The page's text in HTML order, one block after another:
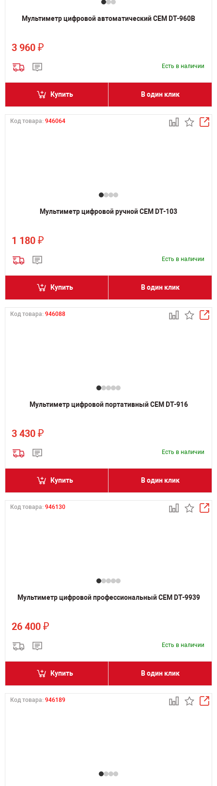
Мультиметр цифровой автоматический CEM DT-960В
3 960 ₽
Есть в наличии
Купить В один клик
Код товара: 946064
Мультиметр цифровой ручной CEM DT-103
1 180 ₽
Есть в наличии
Купить В один клик
Код товара: 946088
Мультиметр цифровой портативный CEM DT-916
3 430 ₽
Есть в наличии
Купить В один клик
Код товара: 946130
Мультиметр цифровой профессиональный CEM DT-9939
26 400 ₽
Есть в наличии
Купить В один клик
Код товара: 946189